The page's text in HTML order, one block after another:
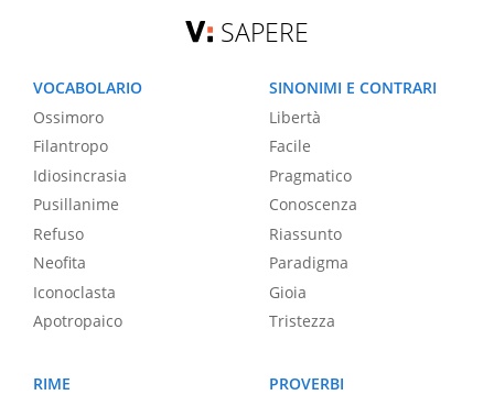
SAPERE
VOCABOLARIO
Ossimoro
Filantropo
Idiosincrasia
Pusillanime
Refuso
Neofita
Iconoclasta
Apotropaico
SINONIMI E CONTRARI
Libertà
Facile
Pragmatico
Conoscenza
Riassunto
Paradigma
Gioia
Tristezza
RIME
PROVERBI